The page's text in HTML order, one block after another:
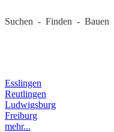
Suchen - Finden - Bauen
Esslingen
Reutlingen
Ludwigsburg
Freiburg
mehr...